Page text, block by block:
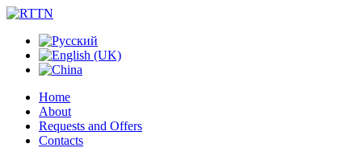
Home
About
Requests and Offers
Contacts